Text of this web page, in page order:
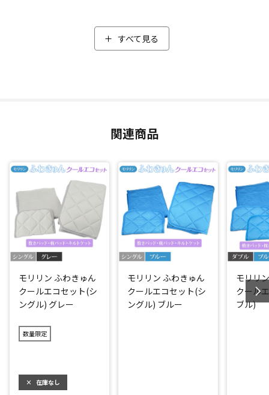
湿シートが入っていることにより、暑い夏の夜も汗などの湿
さらに汗のにおいのもとも消臭(*3)するので、心地よい睡眠を
汚れが気になってもご家庭で丸洗いできるのもうれしいポイ
ント。いつでも清潔にお使いいただけます。(※お手入れの際
は洗濯ネットをご使用ください。)
同じ涼感素材を使用した敷きパッド、キルトケット、枕パッ
ドの3点セットでお届けします。
*1：ボーケン品質評価機構調べ
*3：ボーケン品質評価機構調べ
すべて見る
関連商品
モリリン ふわきゅん
クールエコセット(シ
ングル) グレー
数量限定
× 在庫なし
モリリン ふわきゅん
クールエコセット(シ
ングル) ブルー
モリリ
クール
ブル)